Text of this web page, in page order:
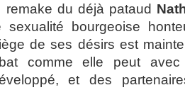
remake du déjà pataud
sexualité bourgeoise
de ses désirs est
comme elle peut avec
et des